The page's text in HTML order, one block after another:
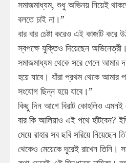
সমাজমাধ্যম, শুধু অভিনয় নিয়েই
বলতে চাই না।”
বার বার চেষ্টা করেও এই কাজটি করে
স্বপক্ষে যুক্তিও দিয়েছেন
সমাজমাধ্যম থেকে সরে গেলে আমার
হয়ে যাবে। যাঁরা প্রথম থেকে আমার
সংযোগ ছিন্ন হয়ে যাবে।”
কিছু দিন আগে বিরাট কোহলিও
বার কি আলিয়াও এই পথে হাঁটবেন?
মেয়ে রাহার সব ছবি সরিয়ে নিয়েছেন
থেকেও মেয়েকে দূরেই রাখেন তিনি।